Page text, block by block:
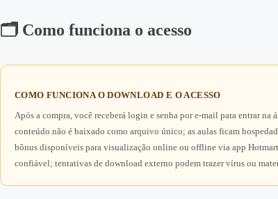
🗂️ Como funciona o acesso
COMO FUNCIONA O DOWNLOAD E O ACESSO
Após a compra, você receberá login e senha por e‑mail para entrar na
conteúdo não é baixado como arquivo único; as aulas ficam
bônus disponíveis para visualização online ou offline via app Hotmart
confiável; tentativas de download externo podem trazer vírus ou